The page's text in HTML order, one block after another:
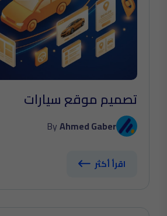
تصميم موقع سيارات
ByAhmed Gaber
اقرأ أكثر